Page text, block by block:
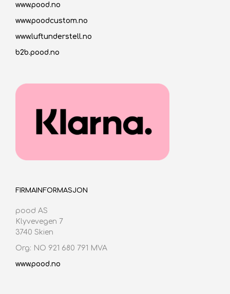
www.pood.no
www.poodcustom.no
www.luftunderstell.no
b2b.pood.no
FIRMAINFORMASJON
pood AS
Klyvevegen 7
3740 Skien
Org: NO 921 680 791 MVA
www.pood.no